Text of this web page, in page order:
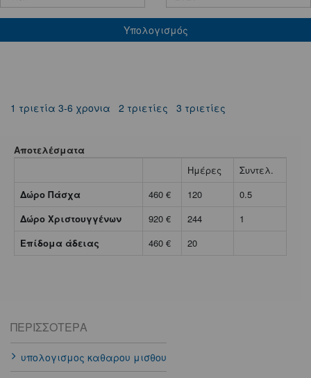
Υπολογισμός
1 τριετία 3-6 χρονια 2 τριετίες 3 τριετίες
Αποτελέσματα
Ημέρες
Συντελ.
Δώρο Πάσχα
460 € 120
0.5
Δώρο Χριστουγγένων
920 € 244
1
Επίδομα άδειας
460 € 20
ΠΕΡΙΣΣΌΤΕΡΑ
υπολογισμος καθαρου μισθου